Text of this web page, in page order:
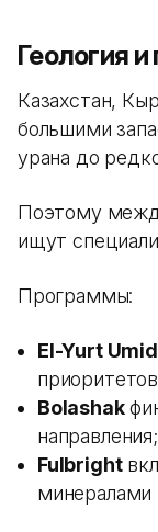
Геология
Казахстан,
большими
урана до
Поэтому
ищут
Программы:
El-Yurt
Bolashak
направления;
Fulbright
минералами